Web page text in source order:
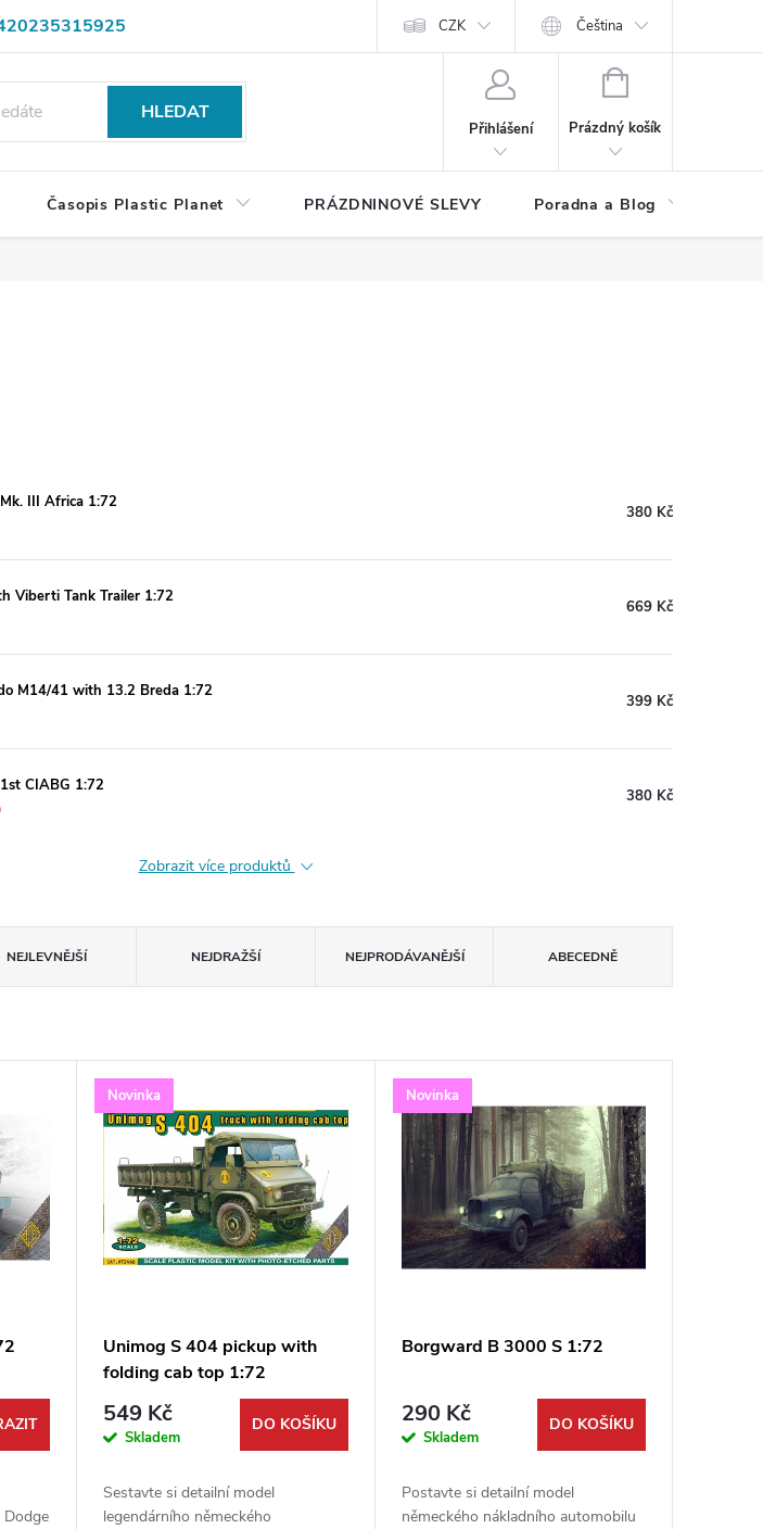
Podmínky vrácení peněz Hodnocení obchodu
CZK Čeština
HLEDAT
Přihlášení
NÁKUPNÍ
Prázdný košík
Časopis Plastic Planet PRÁZDNINOVÉ SLEVY Poradna a Blog
III Africa 1:72
380 Kč
Viberti Tank Trailer 1:72
669 Kč
M14/41 with 13.2 Breda 1:72
399 Kč
CIABG 1:72
380 Kč
Zobrazit více produktů
NEJLEVNĚJŠÍ NEJDRAŽŠÍ NEJPRODÁVANĚJŠÍ ABECEDNĚ
Dodge
Novinka
Unimog S 404 pickup with
folding cab top 1:72
549 Kč
Skladem
DO KOŠÍKU
Sestavte si detailní model
legendárního německého
Novinka
Borgward B 3000 S 1:72
290 Kč
Skladem
DO KOŠÍKU
Postavte si detailní model
německého nákladního automobilu